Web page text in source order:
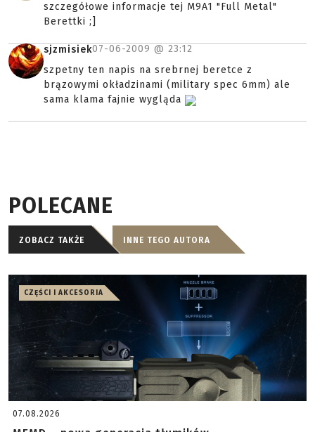
szczegółowe informacje tej M9A1 "Full Metal"
Berettki ;]
sjzmisiek07-06-2009 @ 23:12
szpetny ten napis na srebrnej beretce z
brązowymi okładzinami (military spec 6mm) ale
sama klama fajnie wygląda
POLECANE
ZOBACZ TAKŻE INNE TEGO AUTORA
CZĘŚCI I AKCESORIA
07.08.2026